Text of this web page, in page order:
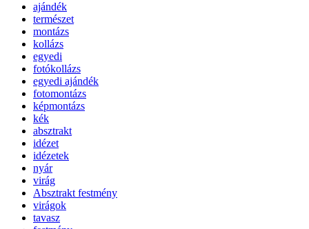
ajándék
természet
montázs
kollázs
egyedi
fotókollázs
egyedi ajándék
fotomontázs
képmontázs
kék
absztrakt
idézet
idézetek
nyár
virág
Absztrakt festmény
virágok
tavasz